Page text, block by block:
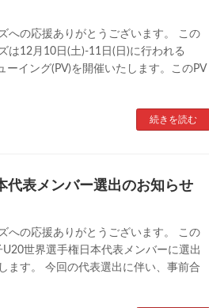
への応援ありがとうございます。 この
は12月10日(土)-11日(日)に行われる
ーイング(PV)を開催いたします。このPV
続きを読む
代表メンバー選出のお知らせ
への応援ありがとうございます。 この
世界選手権日本代表メンバーに選出
ます。 今回の代表選出に伴い、事前合